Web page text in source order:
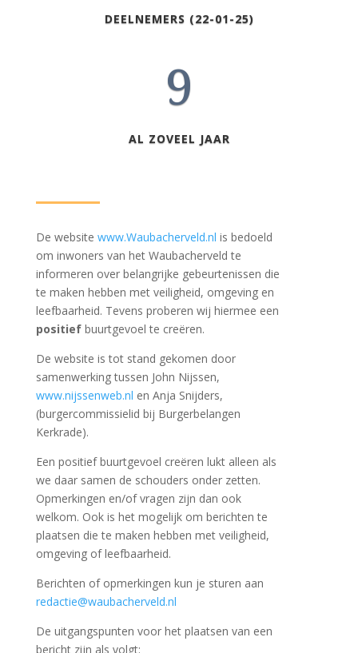
DEELNEMERS (22-01-25)
9
AL ZOVEEL JAAR
De website www.Waubacherveld.nl is bedoeld
om inwoners van het Waubacherveld te
informeren over belangrijke gebeurtenissen die
te maken hebben met veiligheid, omgeving en
leefbaarheid. Tevens proberen wij hiermee een
positiefbuurtgevoel te creëren.
De website is tot stand gekomen door
samenwerking tussen John Nijssen,
www.nijssenweb.nl en Anja Snijders,
(burgercommissielid bij Burgerbelangen
Kerkrade).
Een positief buurtgevoel creëren lukt alleen als
we daar samen de schouders onder zetten.
Opmerkingen en/of vragen zijn dan ook
welkom. Ook is het mogelijk om berichten te
plaatsen die te maken hebben met veiligheid,
omgeving of leefbaarheid.
Berichten of opmerkingen kun je sturen aan
redactie@waubacherveld.nl
De uitgangspunten voor het plaatsen van een
bericht zijn als volgt: